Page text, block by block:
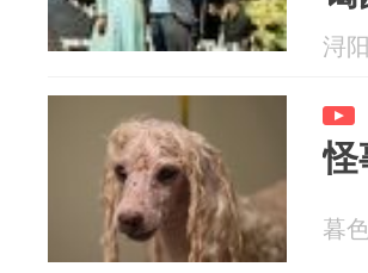
浔
怪
暮